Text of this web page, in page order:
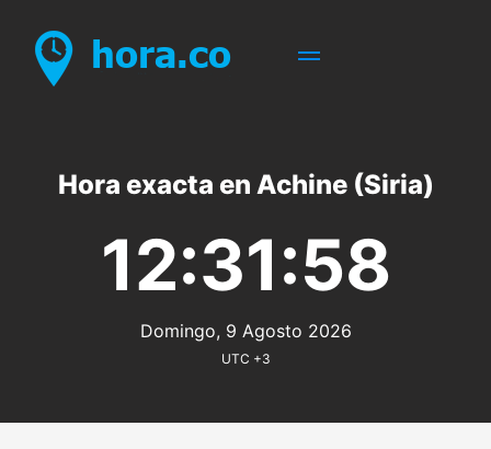
Hora exacta en Achine (Siria)
12:31:58
Domingo, 9 Agosto 2026
UTC +3